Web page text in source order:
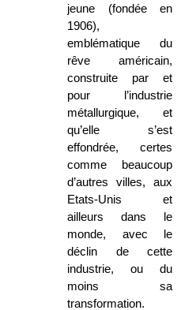
jeune (fondée en
1906),
emblématique du
rêve américain,
construite par et
pour l’industrie
métallurgique, et
qu’elle s’est
effondrée, certes
comme beaucoup
d’autres villes, aux
Etats-Unis et
ailleurs dans le
monde, avec le
déclin de cette
industrie, ou du
moins sa
transformation.